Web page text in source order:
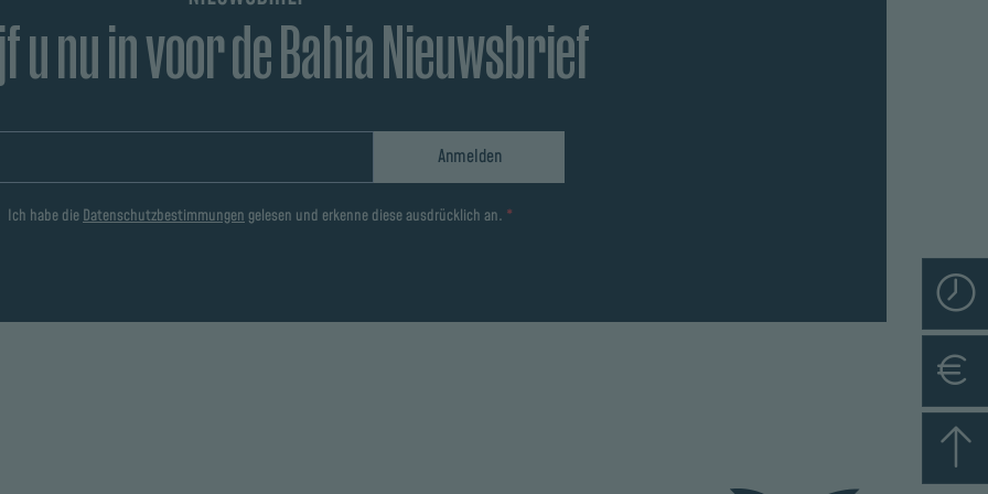
u nu in voor de Bahia Nieuwsbrief
Anmelden
Ich habe die Datenschutzbestimmungen gelesen und erkenne diese ausdrücklich an.